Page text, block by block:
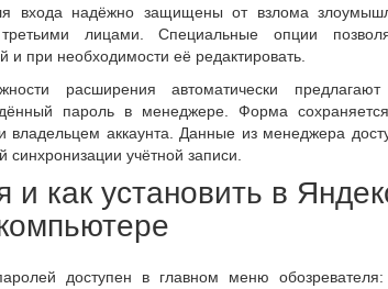
входа надёжно защищены от взлома
третьими лицами. Специальные опции
при необходимости её редактировать.
расширения автоматически предлагают
пароль в менеджере. Форма
владельцем аккаунта. Данные из менеджера
синхронизации учётной записи.
и как установить в
доступен в главном меню обозревателя: